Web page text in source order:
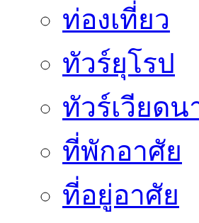
ท่องเที่ยว
ทัวร์ยุโรป
ทัวร์เวียดน
ที่พักอาศัย
ที่อยู่อาศัย